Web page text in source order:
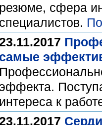
резюме, сфера
специалистов.
самые
интереса к